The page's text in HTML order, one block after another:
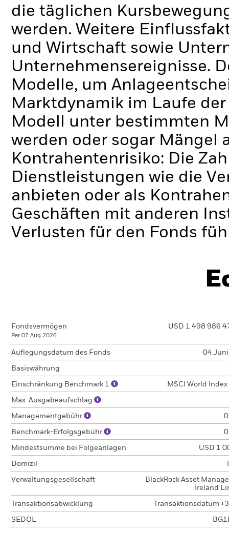
die täglichen
werden. Weitere
und Wirtschaft sowie
Unternehmensereignisse.
Modelle, um
Marktdynamik im Laufe
Modell unter bestimmten
werden oder sogar Mängel
Kontrahentenrisiko: Die
Dienstleistungen wie die
anbieten oder als
Geschäften mit anderen
Verlusten für den Fonds
Fondsvermögen
Per 07.Aug.2026
USD 1 498 986
Auflegungsdatum des Fonds
Basiswährung
Einschränkung Benchmark 1 MSCI World
Max. Ausgabeaufschlag
Managementgebühr
Benchmark-Erfolgsgebühr
Mindestsumme bei Folgeanlagen USD 1
Domizil
Verwaltungsgesellschaft
BlackRock Asset
Ireland
Transaktionsabwicklung Transaktionsdatum
SEDOL